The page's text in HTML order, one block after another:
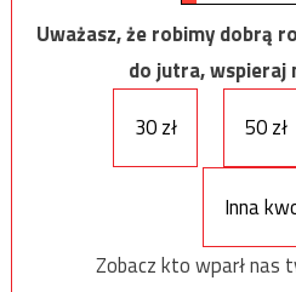
Uważasz, że robimy dobrą
do jutra, wspieraj
30 zł
50 zł
Inna
Zobacz kto wparł nas